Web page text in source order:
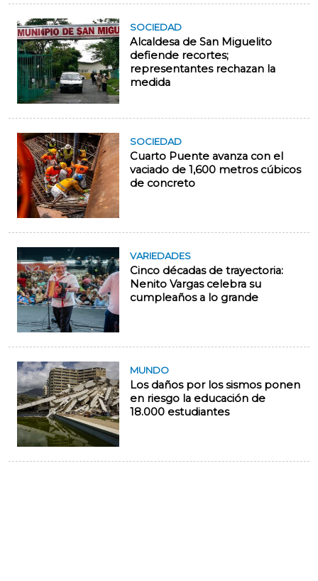
SOCIEDAD
Alcaldesa de San Miguelito
defiende recortes;
representantes rechazan la
medida
SOCIEDAD
Cuarto Puente avanza con el
vaciado de 1,600 metros cúbicos
de concreto
VARIEDADES
Cinco décadas de trayectoria:
Nenito Vargas celebra su
cumpleaños a lo grande
MUNDO
Los daños por los sismos ponen
en riesgo la educación de
18.000 estudiantes